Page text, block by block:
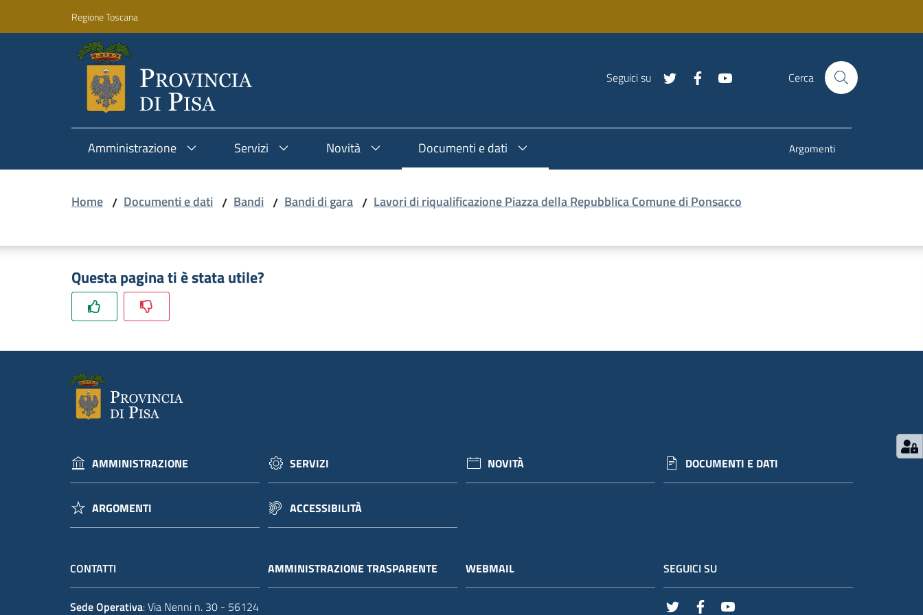
Vai al contenuto
Vai alla navigazione
Regione Toscana
Seguici su Cerca
Amministrazione Servizi Novità Documenti e dati Argomenti
Home / Documenti e dati / Bandi / Bandi di gara / Lavori di riqualificazione Piazza della Repubblica Comune di Ponsacco
Questa pagina ti è stata utile?
AMMINISTRAZIONE SERVIZI NOVITÀ DOCUMENTI E DATI
ARGOMENTI ACCESSIBILITÀ
CONTATTI
Sede Operativa: Via Nenni n. 30 - 56124
AMMINISTRAZIONE TRASPARENTE WEBMAIL SEGUICI SU
Twitter Facebook